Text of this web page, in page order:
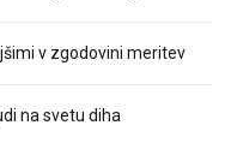
v zgodovini meritev
na svetu diha